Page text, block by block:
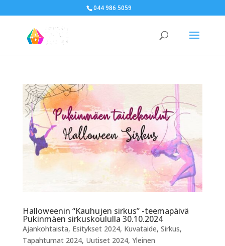
044 986 5059
Halloweenin “Kauhujen sirkus” -teemapäivä
Pukinmäen sirkuskoululla 30.10.2024
Ajankohtaista, Esitykset 2024, Kuvataide, Sirkus,
Tapahtumat 2024, Uutiset 2024, Yleinen